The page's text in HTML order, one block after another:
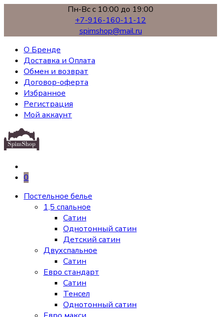
Пн-Вс с 10:00 до 19:00
+7-916-160-11-12
spimshop@mail.ru
О Бренде
Доставка и Оплата
Обмен и возврат
Договор-оферта
Избранное
Регистрация
Мой аккаунт
0
Постельное белье
1,5 спальное
Сатин
Однотонный сатин
Детский сатин
Двухспальное
Сатин
Евро стандарт
Сатин
Тенсел
Однотонный сатин